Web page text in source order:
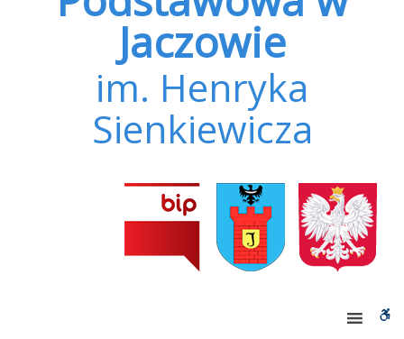
Jaczowie
im. Henryka
Sienkiewicza